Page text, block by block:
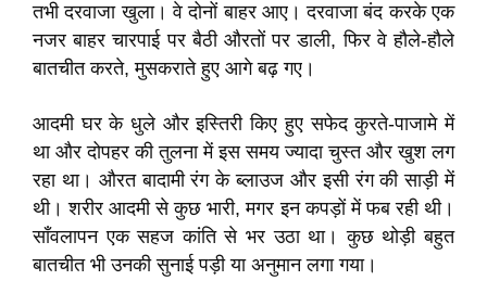
तभी दरवाजा खुला। वे दोनों बाहर आए। दरवाजा बंद करके एक
नजर बाहर चारपाई पर बैठी औरतों पर डाली, फिर वे हौले-हौले
बातचीत करते, मुसकराते हुए आगे बढ़ गए।
आदमी घर के धुले और इस्तिरी किए हुए सफेद कुरते-पाजामे में
था और दोपहर की तुलना में इस समय ज्यादा चुस्त और खुश लग
रहा था। औरत बादामी रंग के ब्लाउज और इसी रंग की साड़ी में
थी। शरीर आदमी से कुछ भारी, मगर इन कपड़ों में फब रही थी।
साँवलापन एक सहज कांति से भर उठा था। कुछ थोड़ी बहुत
बातचीत भी उनकी सुनाई पड़ी या अनुमान लगा गया।